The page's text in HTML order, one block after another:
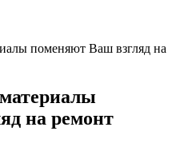
поменяют Ваш взгляд на
на ремонт